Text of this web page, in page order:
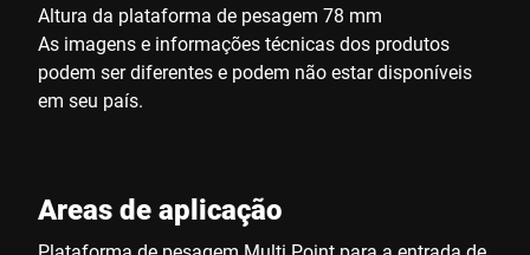
Altura da plataforma de pesagem 78 mm
As imagens e informações técnicas dos produtos
podem ser diferentes e podem não estar disponíveis
em seu país.
Areas de aplicação